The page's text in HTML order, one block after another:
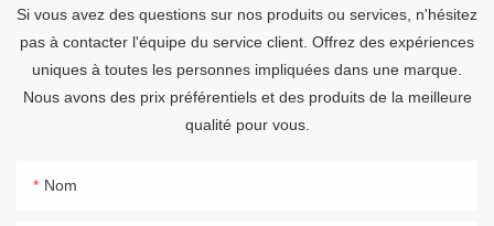
Si vous avez des questions sur nos produits ou services, n'hésitez
pas à contacter l'équipe du service client. Offrez des expériences
uniques à toutes les personnes impliquées dans une marque.
Nous avons des prix préférentiels et des produits de la meilleure
qualité pour vous.
Nom